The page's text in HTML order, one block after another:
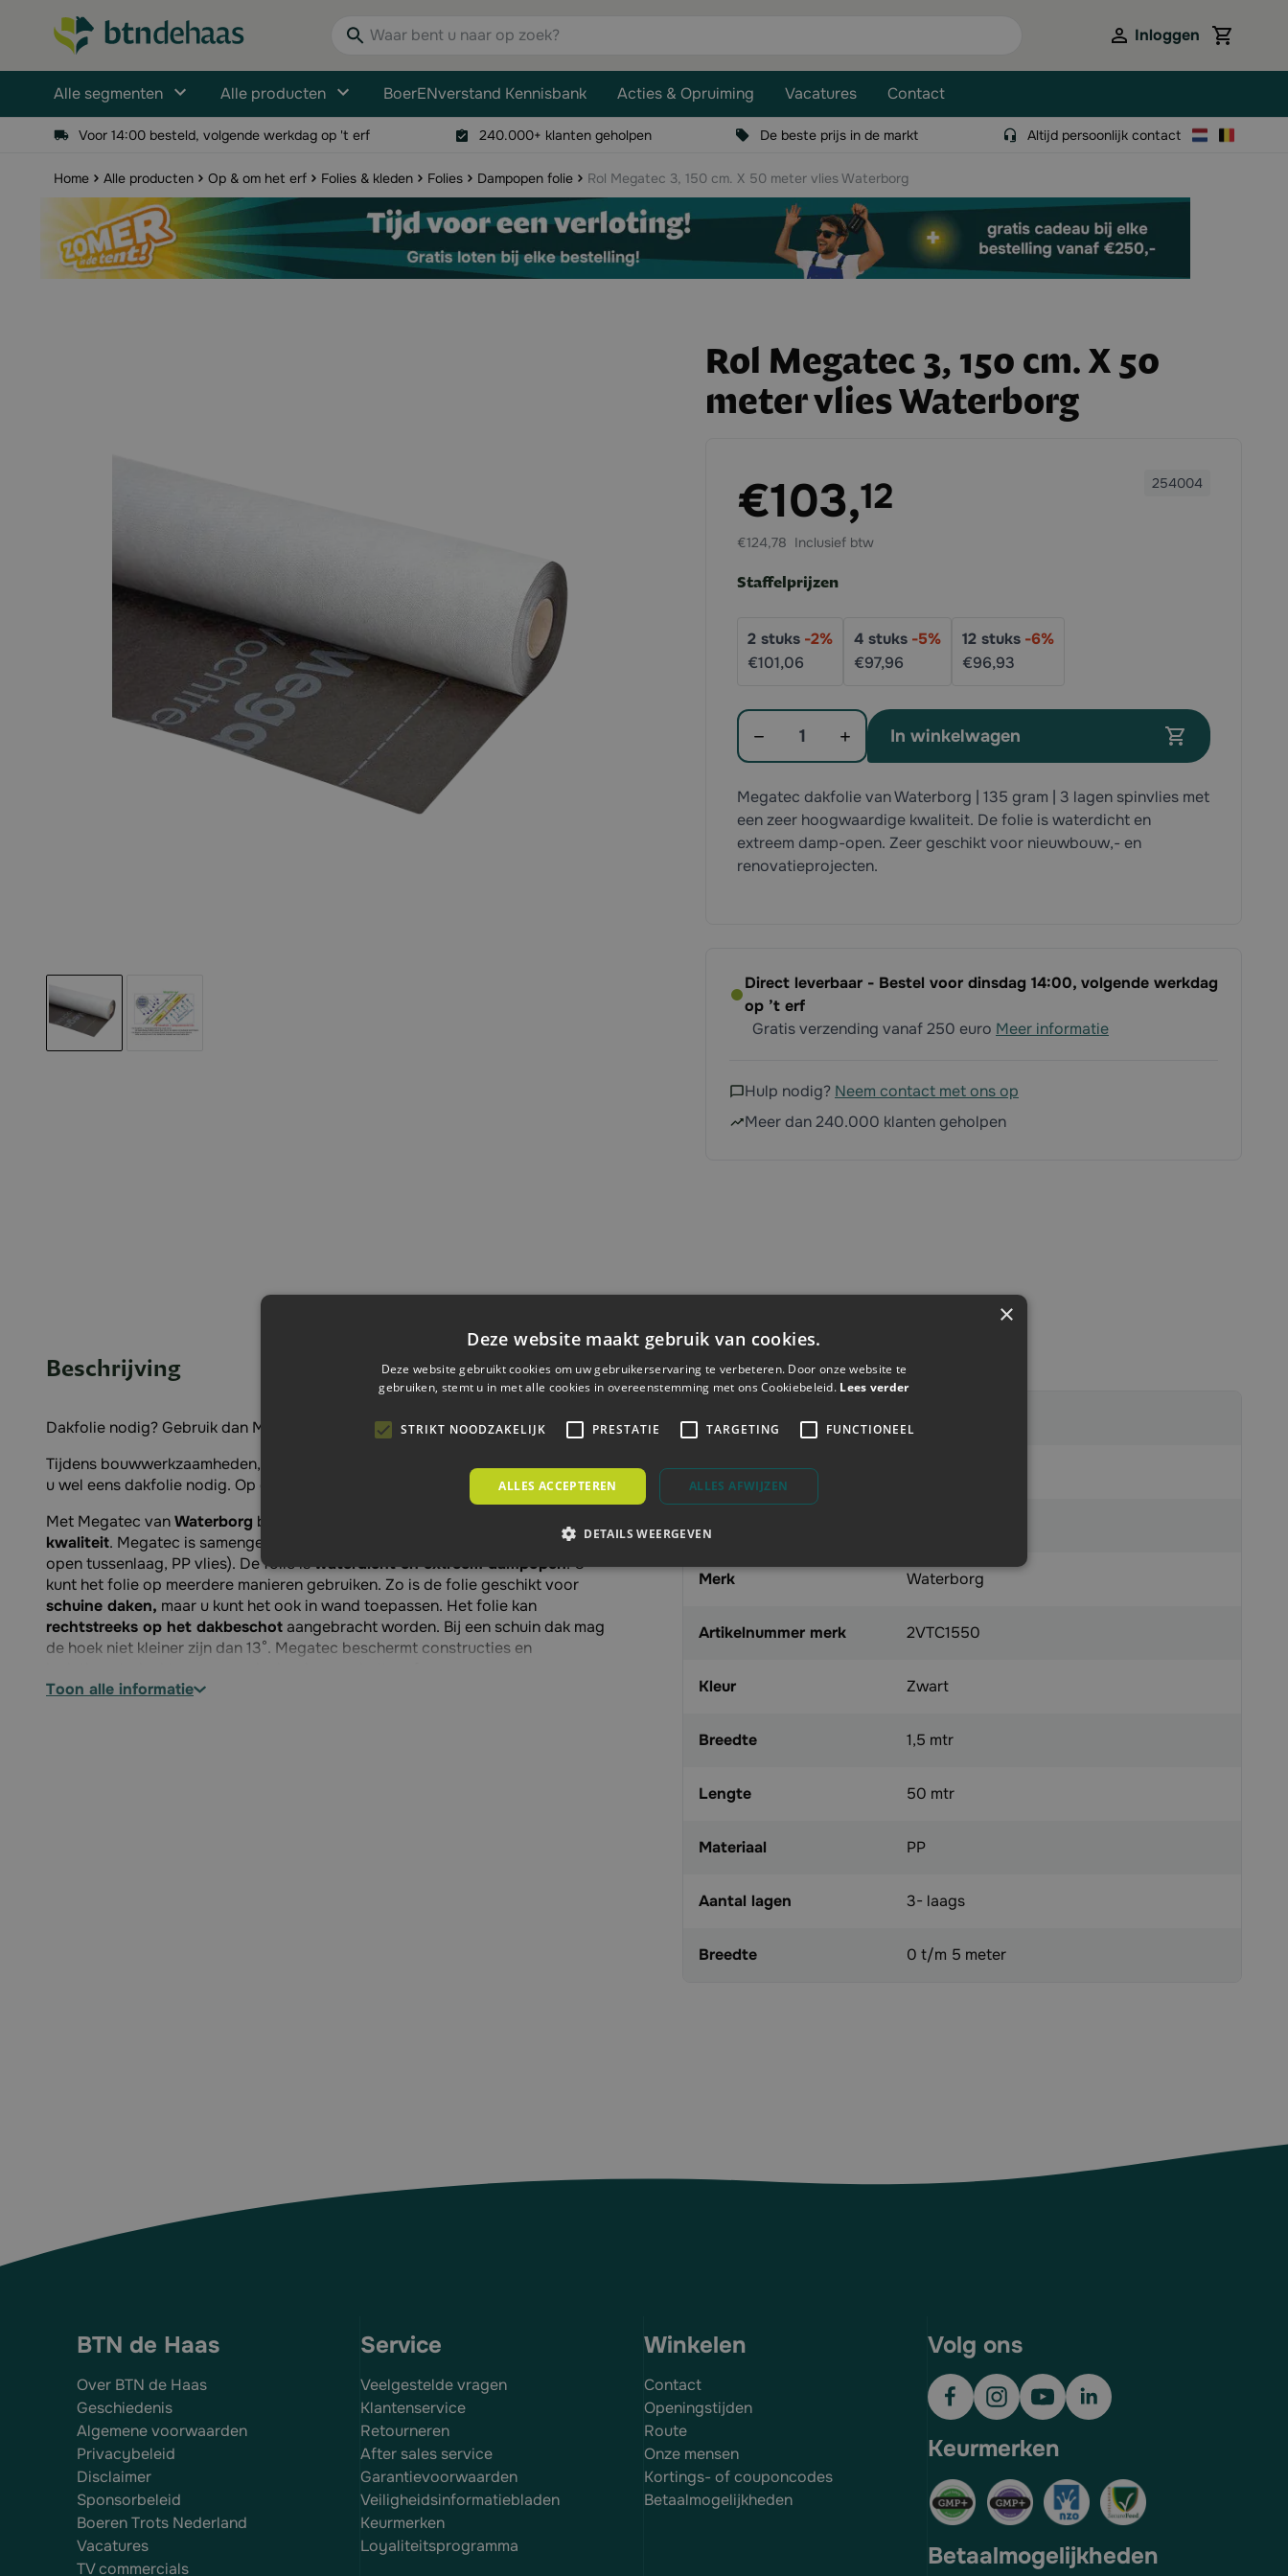
Waar bent u naar op zoek? Inloggen View
Alle segmenten Alle producten BoerENverstand Kennisbank Acties & Opruiming Vacatures Contact
Voor 14:00 besteld, volgende werkdag op 't erf 240.000+ klanten geholpen De beste prijs in de markt Altijd persoonlijk contact
Home Alle producten Op & om het erf Folies & kleden Folies Dampopen folie Rol Megatec 3, 150 cm. X 50 meter vlies Waterborg
Rol Megatec 3, 150 cm. X 50
meter vlies Waterborg
Exclusief btw:
€103,12
€124,78
254004
Staffelprijzen
2 stuks -2%
€101,06
4 stuks -5%
€97,96
12 stuks -6%
€96,93
Aantal
In winkelwagen
Megatec dakfolie van Waterborg | 135 gram | 3 lagen spinvlies met
een zeer hoogwaardige kwaliteit. De folie is waterdicht en
extreem damp-open. Zeer geschikt voor nieuwbouw,- en
renovatieprojecten.
Direct leverbaar - Bestel voor dinsdag 14:00, volgende werkdag
op ’t erf
Gratis verzending vanaf 250 euro Meer informatie
Hulp nodig? Neem contact met ons op
Meer dan 240.000 klanten geholpen
Beschrijving
Dakfolie nodig? Gebruik dan Megatec dakfolie van Waterborg!
Tijdens bouwwerkzaamheden, zowel nieuwbouw als renovatieprojecten heeft
u wel eens dakfolie nodig. Op deze rol zit 1,5 x 50 meter Megatec 135.
Met Megatec vanWaterborg bent u verzekerd van een
kwaliteit. Megatec is samengesteld uit
( PP vlies, diffusie-
open tussenlaag, PP vlies). De folie iswaterdicht en extreem dampopen. U
kunt het folie op meerdere manieren gebruiken. Zo is de folie geschikt voor
schuine daken, maar u kunt het ook in wand toepassen. Het folie kan
rechtstreeks op het dakbeschot aangebracht worden. Bij een schuin dak mag
de hoek niet kleiner zijn dan 13°. Megatec beschermt constructies en
Temp.Bestendigheid -40 tot +80 Celsius
toon alle informatie
Specificaties
Artikelnummer
Aanbieding
EAN
Merk Waterborg
Artikelnummer merk 2VTC1550
Kleur Zwart
Breedte 1,5 mtr
Lengte 50 mtr
Materiaal PP
Aantal lagen 3- laags
Breedte 0 t/m 5 meter
BTN de Haas
Over BTN de Haas
Geschiedenis
Algemene voorwaarden
Privacybeleid
Disclaimer
Sponsorbeleid
Boeren Trots Nederland
Vacatures
TV commercials
Service
Veelgestelde vragen
Klantenservice
Retourneren
After sales service
Garantievoorwaarden
Veiligheidsinformatiebladen
Keurmerken
Loyaliteitsprogramma
Winkelen
Contact
Openingstijden
Route
Onze mensen
Kortings- of couponcodes
Betaalmogelijkheden
Volg ons
Keurmerken
Betaalmogelijkheden
×
Deze website maakt gebruik van cookies.
Deze website gebruikt cookies om uw gebruikerservaring te verbeteren. Door onze website te
gebruiken, stemt u in met alle cookies in overeenstemming met ons Cookiebeleid. Lees verder
STRIKT NOODZAKELIJK PRESTATIE TARGETING FUNCTIONEEL
ALLES ACCEPTEREN ALLES AFWIJZEN
DETAILS WEERGEVEN